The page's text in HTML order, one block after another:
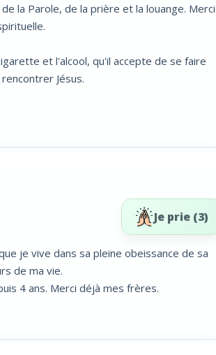
la Parole, de la prière et la louange. Merci
et l'alcool, qu'il accepte de se faire
Jésus.
Je prie (3)
je vive dans sa pleine obeissance de sa
de ma vie.
4 ans. Merci déjà mes frères.